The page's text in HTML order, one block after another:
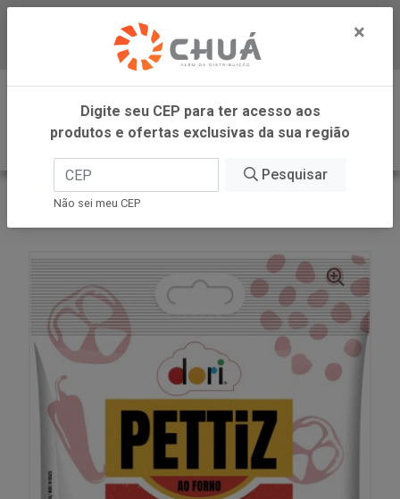
Baixe já nosso APP
0
INÍCIO
DORI -SM
×
Digite seu CEP para ter acesso aos
produtos e ofertas exclusivas da sua região
Pesquisar
Não sei meu CEP